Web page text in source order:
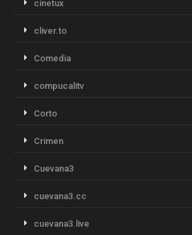
cinetux
cliver.to
Comedia
compucalitv
Corto
Crimen
Cuevana3
cuevana3.cc
cuevana3.live